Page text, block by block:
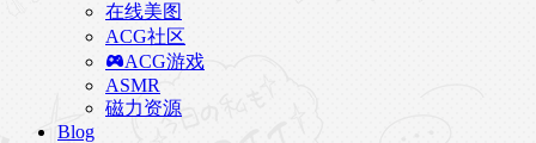
在线美图
ACG社区
ACG游戏
ASMR
磁力资源
Blog